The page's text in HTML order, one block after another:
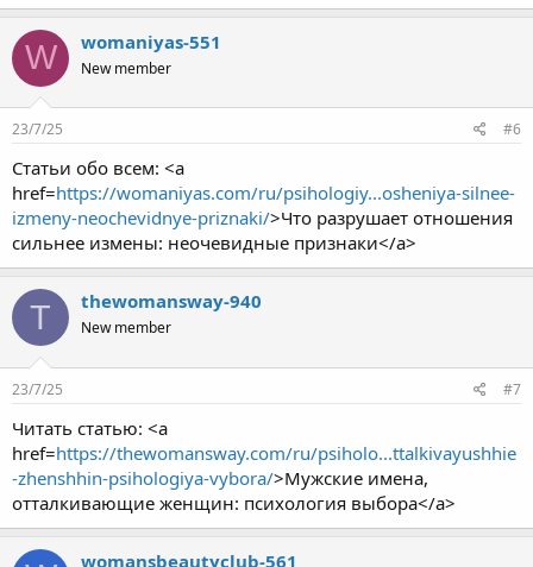
W womaniyas-551
New member
23/7/25 #6
Статьи обо всем: <a
href=https://womaniyas.com/ru/psihologiy...osheniya-silnee-
izmeny-neochevidnye-priznaki/>Что разрушает отношения
сильнее измены: неочевидные признаки</a>
T thewomansway-940
New member
23/7/25 #7
Читать статью: <a
href=https://thewomansway.com/ru/psiholo...ttalkivayushhie
-zhenshhin-psihologiya-vybora/>Мужские имена,
отталкивающие женщин: психология выбора</a>
womansbeautyclub-561